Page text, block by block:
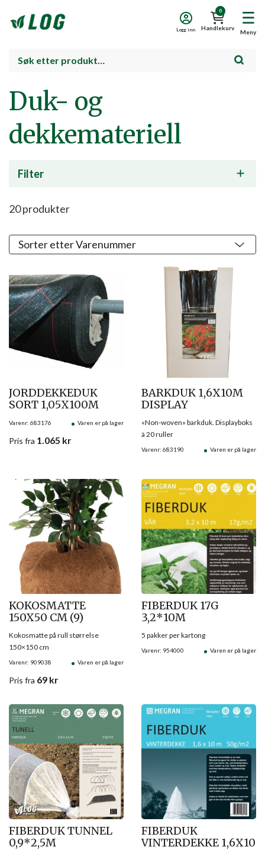
Meny
0
Handlekurv
Logg inn
Duk- og
dekkemateriell
Filter
20produkter
JORDDEKKEDUK
SORT 1,05X100M
Varenr: 683176 Varen er på lager
Pris fra 1.065 kr
BARKDUK 1,6X10M
DISPLAY
Varenr: 683190 Varen er på lager
«Non-woven» barkduk. Displayboks
à 20 ruller
KOKOSMATTE
150X50 CM (9)
Varenr: 909038 Varen er på lager
Kokosmatte på rull størrelse
150×150 cm
Pris fra 69 kr
FIBERDUK 17G
3,2*10M
Varenr: 954000 Varen er på lager
5 pakker per kartong
FIBERDUK TUNNEL
0,9*2,5M
FIBERDUK
VINTERDEKKE 1,6X10